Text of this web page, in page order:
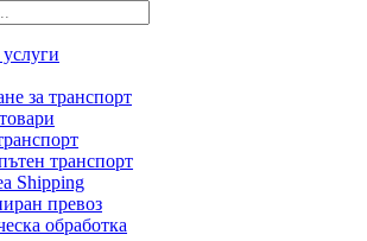
за транспорт
транспорт
Shipping
превоз
обработка